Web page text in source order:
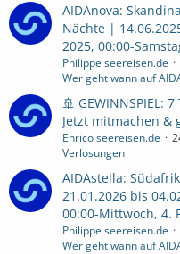
AIDAnova:
Nächte |
2025, 00:00-
Philippe seereisen.de
Wer geht wann auf
🚢 GEWINNSPIEL:
Jetzt mitmachen &
Enrico seereisen.de
Verlosungen
AIDAstella:
21.01.2026 bis
00:00-Mittwoch, 4.
Philippe seereisen.de
Wer geht wann auf